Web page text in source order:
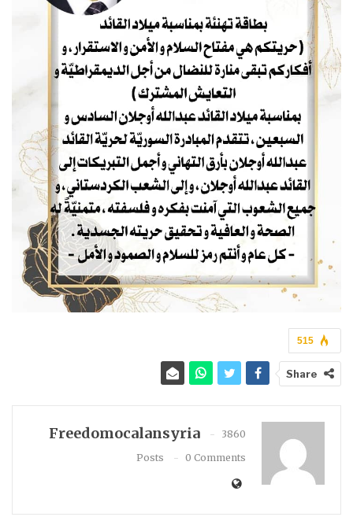
515
Share
Freedomocalansyria
3860
Posts
0 Comments